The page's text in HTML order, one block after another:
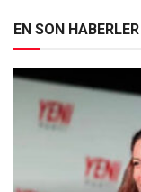
EN SON HABERLER